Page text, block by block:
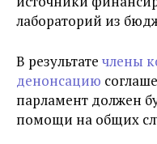
лабораторий из
В результате члены
денонсацию
парламент должен
помощи на общих